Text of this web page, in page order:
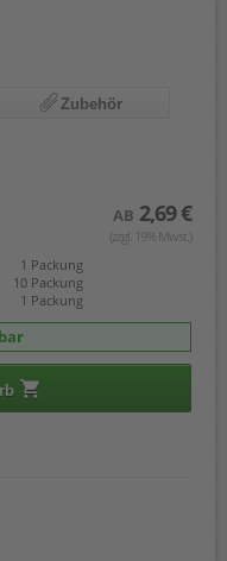
Zubehör
AB 2,69 €
(zzgl. 19% Mwst.)
1 Packung
10 Packung
1 Packung